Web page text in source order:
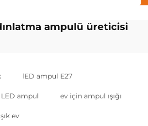
ampulü üreticisi
lED ampul E27
ampul ev için ampul ışığı
ev